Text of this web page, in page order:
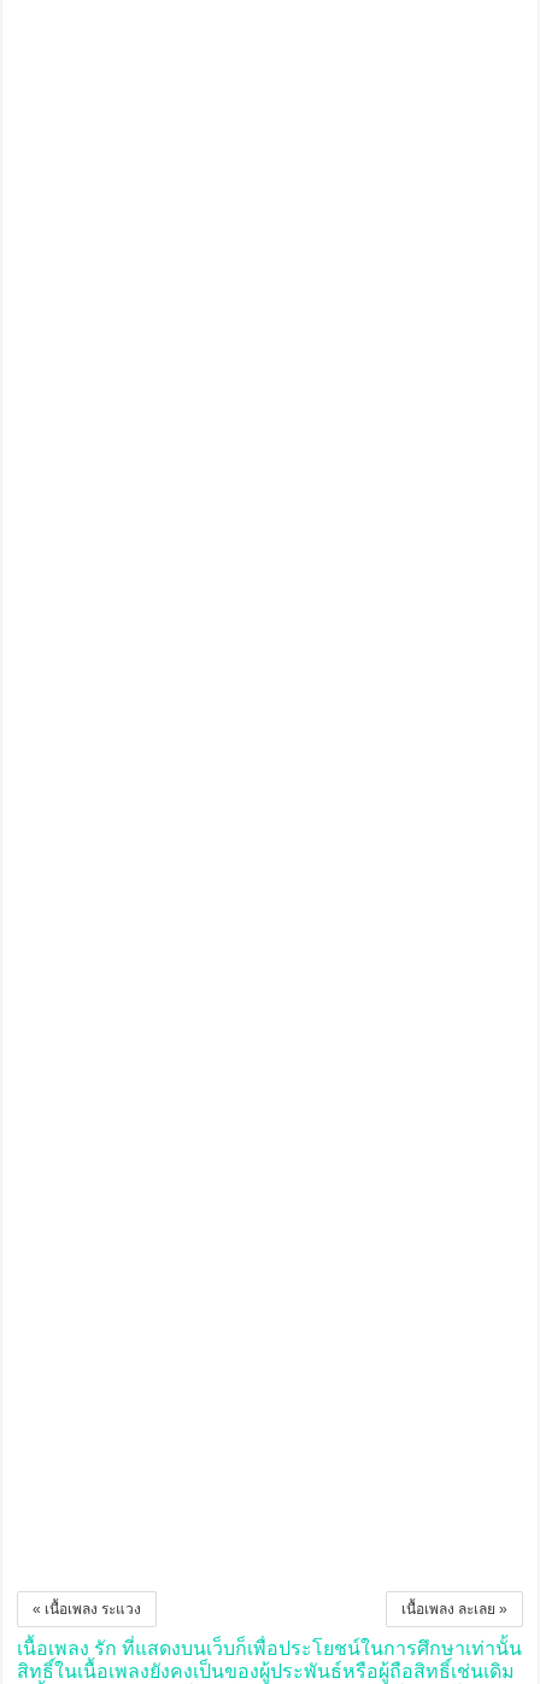
เนื้อเพลง ละเลย »
« เนื้อเพลง ระแวง
เนื้อเพลง รัก ที่แสดงบนเว็บก็เพื่อประโยชน์ในการศึกษาเท่านั้น
สิทธิ์ในเนื้อเพลงยังคงเป็นของผู้ประพันธ์หรือผู้ถือสิทธิ์เช่นเดิม